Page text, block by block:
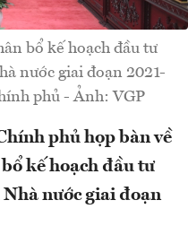
bổ kế hoạch đầu tư
nước giai đoạn 2021-
phủ - Ảnh: VGP
phủ họp bàn về
kế hoạch đầu tư
nước giai đoạn